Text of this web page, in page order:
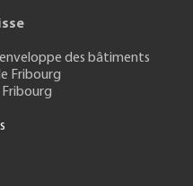
des bâtiments
Fribourg
Fribourg